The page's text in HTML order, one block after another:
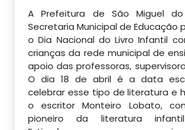
A Prefeitura de São Miguel
Secretaria Municipal de Educação
o Dia Nacional do Livro Infantil
crianças da rede municipal de
apoio das professoras,
O dia 18 de abril é a data
celebrar esse tipo de literatura e
o escritor Monteiro Lobato,
pioneiro da literatura infantil